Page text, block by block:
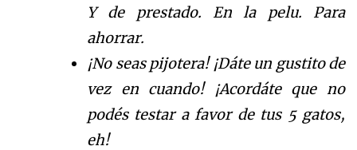
Y de prestado. En la pelu. Para
ahorrar.
¡No seas pijotera! ¡Dáte un gustito de
vez en cuando! ¡Acordáte que no
podés testar a favor de tus 5 gatos,
eh!